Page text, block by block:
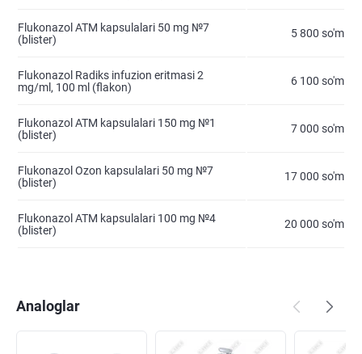
Flukonazol ATM kapsulalari 50 mg №7
(blister)
5 800 so'm
Flukonazol Radiks infuzion eritmasi 2
mg/ml, 100 ml (flakon)
6 100 so'm
Flukonazol ATM kapsulalari 150 mg №1
(blister)
7 000 so'm
Flukonazol Ozon kapsulalari 50 mg №7
(blister)
17 000 so'm
Flukonazol ATM kapsulalari 100 mg №4
(blister)
20 000 so'm
Analoglar